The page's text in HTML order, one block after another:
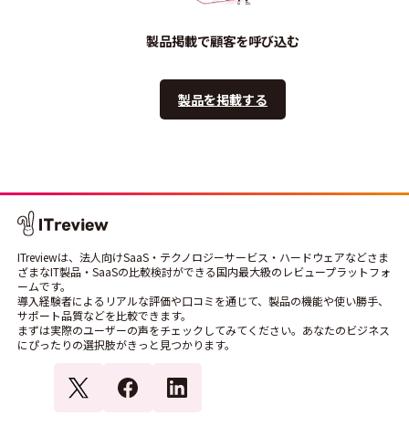
製品掲載で顧客を呼び込む
製品を掲載する
ITreviewは、法人向けSaaS・テクノロジーサービス・ハードウェアなどさま
ざまなIT製品・SaaSの比較検討ができる国内最大級のレビュープラットフォ
ームです。
導入経験者によるリアルな評価や口コミを通じて、製品の機能や使い勝手、
サポート品質などを比較できます。
まずは実際のユーザーの声をチェックしてみてください。あなたのビジネス
にぴったりの選択肢がきっと見つかります。